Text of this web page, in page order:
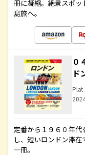
冊に凝縮。絶景スポッ
島旅へ。
０
ド
Plat
定番から１９６０年
し、短いロンドン滞
一冊。